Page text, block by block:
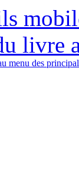
livre
menu des